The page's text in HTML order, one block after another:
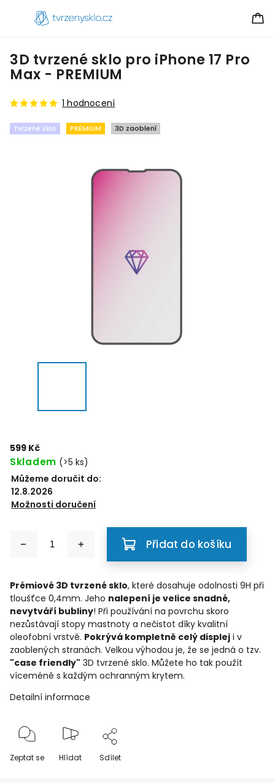
3D tvrzené sklo pro iPhone 17 Pro
Max - PREMIUM
Tvrzené sklo PREMIUM 3D zaoblení
1 hodnocení
599 Kč
Skladem (>5 ks)
Můžeme doručit do:
12.8.2026
Možnosti doručení
Přidat do košíku
Prémiové 3D tvrzené sklo, které dosahuje odolnosti 9H při
tloušťce 0,4mm. Jeho nalepení je velice snadné,
nevytváří bubliny! Při používání na povrchu skoro
nezůstávají stopy mastnoty a nečistot díky kvalitní
oleofobní vrstvě. Pokrývá kompletně celý displej i v
zaoblených stranách. Velkou výhodou je, že se jedná o tzv.
"case friendly" 3D tvrzené sklo. Můžete ho tak použít
víceméně s každým ochranným krytem.
Detailní informace
Zeptat se Hlídat Sdílet